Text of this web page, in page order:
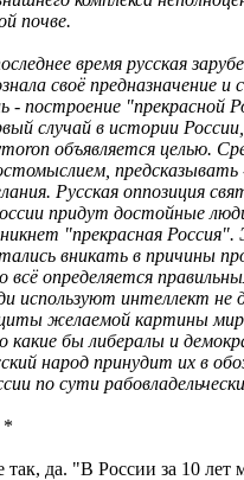
почве.
время русская
своё предназначение и
- построение "прекрасной
случай в истории России,
объявляется целью.
предсказывать
Русская оппозиция
придут достойные
"прекрасная
вникать в причины
всё определяется
используют интеллект не
желаемой картины
какие бы либералы и
народ принудит их в
по сути
*
так, да. "В России за 10 лет